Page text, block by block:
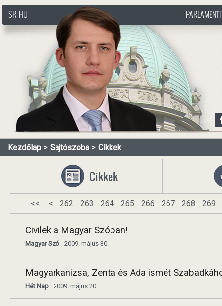
http://www.pasztorbalint.rs/hu
SR HU
Kezdőlap Sajtószoba Cikkek
Cikkek
<< < 262 263 264 265 266 267 268 269
Civilek a Magyar Szóban!
Magyar Szó 2009. május 30.
Magyarkanizsa, Zenta és Ada ismét
Hét Nap 2009. május 20.